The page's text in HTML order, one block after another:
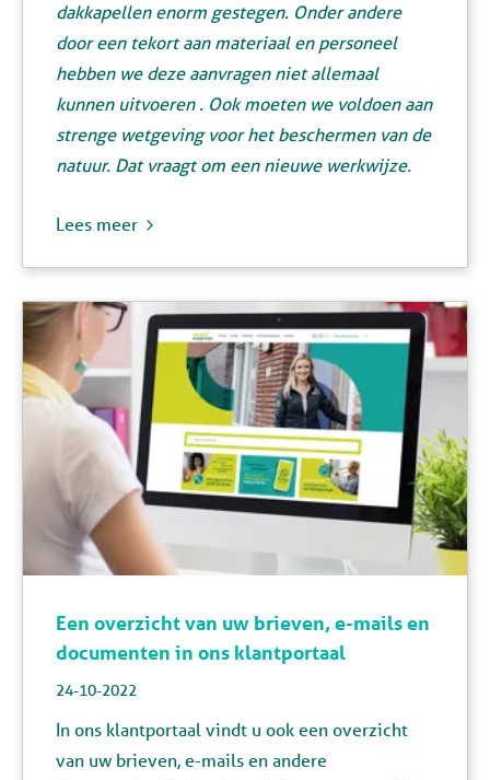
dakkapellen enorm gestegen. Onder andere
door een tekort aan materiaal en personeel
hebben we deze aanvragen niet allemaal
kunnen uitvoeren . Ook moeten we voldoen aan
strenge wetgeving voor het beschermen van de
natuur. Dat vraagt om een nieuwe werkwijze.
Lees meer
Een overzicht van uw brieven, e-mails en
documenten in ons klantportaal
24-10-2022
In ons klantportaal vindt u ook een overzicht
van uw brieven, e-mails en andere